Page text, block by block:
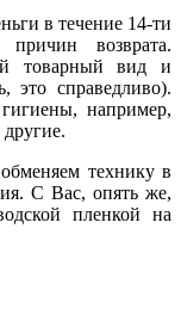
в течение 14-ти
возврата.
товарный вид и
это справедливо).
например,
технику в
С Вас, опять же,
пленкой на